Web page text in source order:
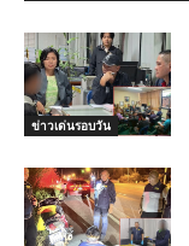
ข่าวเด่นรอบวัน